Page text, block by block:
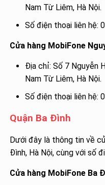
Nam Từ Liêm, Hà Nội.
Số điện thoại liên hệ:
Cửa hàng MobiFone
Địa chỉ: Số 7 Nguyễn
Nam Từ Liêm, Hà Nội.
Số điện thoại liên hệ:
Quận Ba Đình
Dưới đây là thông tin về
Đình, Hà Nội, cùng với số
Cửa hàng MobiFone Ba